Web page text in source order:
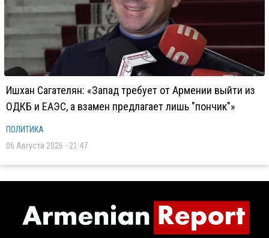
Ишхан Сагателян: «Запад требует от Армении выйти из
ОДКБ и ЕАЭС, а взамен предлагает лишь "пончик"»
ПОЛИТИКА
06 Августа 2026 - 21:47